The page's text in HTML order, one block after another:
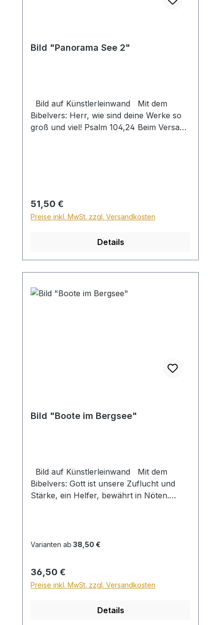
Bild "Panorama See 2"
Bild auf Künstlerleinwand Mit dem
Bibelvers: Herr, wie sind deine Werke so
groß und viel! Psalm 104,24 Beim Versand
Ausland beträgt der Sperrgutzuschlag
30€.
Regulärer Preis:
51,50 €
Preise inkl. MwSt. zzgl. Versandkosten
Details
Bild "Boote im Bergsee"
Bild auf Künstlerleinwand Mit dem
Bibelvers: Gott ist unsere Zuflucht und
Stärke, ein Helfer, bewährt in Nöten.
Deutschlands ein Zuschlag für Sperrgut in
Versand ins Ausland beträgt der
Sperrgutzuschlag 30€.
Varianten ab 38,50 €
Regulärer Preis:
36,50 €
Preise inkl. MwSt. zzgl. Versandkosten
Details